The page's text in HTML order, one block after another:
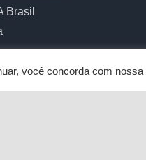
Brasil
você concorda com nossa